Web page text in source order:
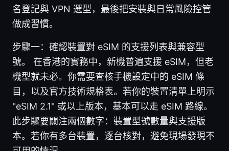
名登記與 VPN 選型，最後把安裝與日常風險控管
做成習慣。
步驟一：確認裝置對 eSIM 的支援列表與兼容型
號。 在香港的實務中，新機普遍支援 eSIM，但老
機型就未必。你需要查核手機設定中的 eSIM 條
目，以及官方技術規格表。若你的裝置清單上明示
"eSIM 2.1" 或以上版本，基本可以走 eSIM 路線。
此步驟要關注兩個數字：裝置型號數量與支援版
本。若你有多台裝置，逐台核對，避免現場發現不